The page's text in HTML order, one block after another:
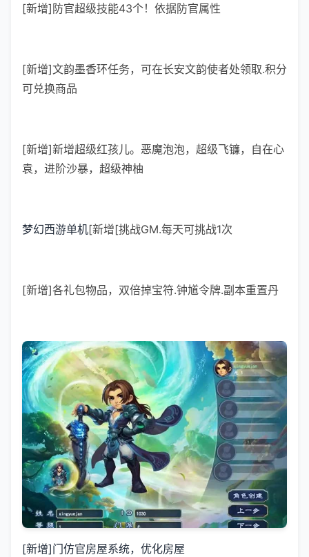
[新增]防官超级技能43个！依据防官属性
[新增]文韵墨香环任务，可在长安文韵使者处领取.积分
可兑换商品
[新增]新增超级红孩儿。恶魔泡泡，超级飞镰，自在心
袁，进阶沙暴，超级神柚
梦幻西游单机[新增[挑战GM.每天可挑战1次
[新增]各礼包物品，双倍掉宝符.钟馗令牌.副本重置丹
[新增]门仿官房屋系统，优化房屋